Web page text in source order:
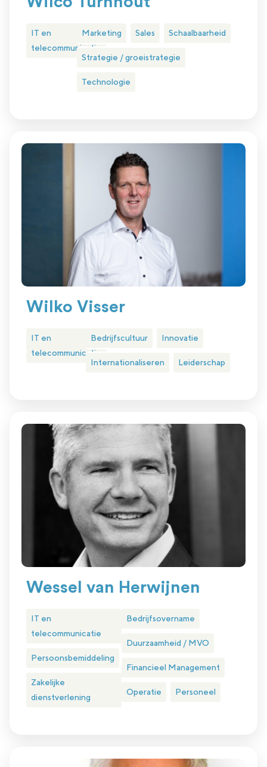
IT en
telecommunicatie
Marketing Sales Schaalbaarheid
Strategie / groeistrategie
Technologie
Wilko Visser
IT en
telecommunicatie
Bedrijfscultuur Innovatie
Internationaliseren Leiderschap
Wessel van Herwijnen
IT en
telecommunicatie
Persoonsbemiddeling
Zakelijke
dienstverlening
Bedrijfsovername
Duurzaamheid / MVO
Financieel Management
Operatie Personeel